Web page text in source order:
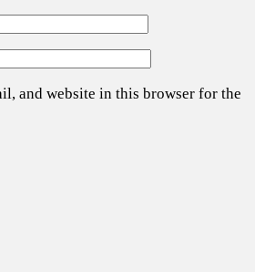
and website in this browser for the